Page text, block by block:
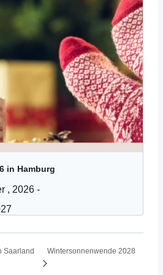
in Hamburg
, 2026 -
Saarland Wintersonnenwende 2028